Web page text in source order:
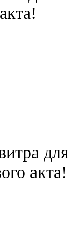
акта!